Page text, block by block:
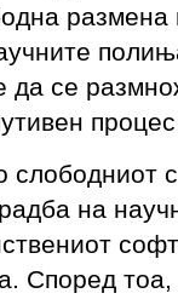
размена
да се
слободниот
на
Според